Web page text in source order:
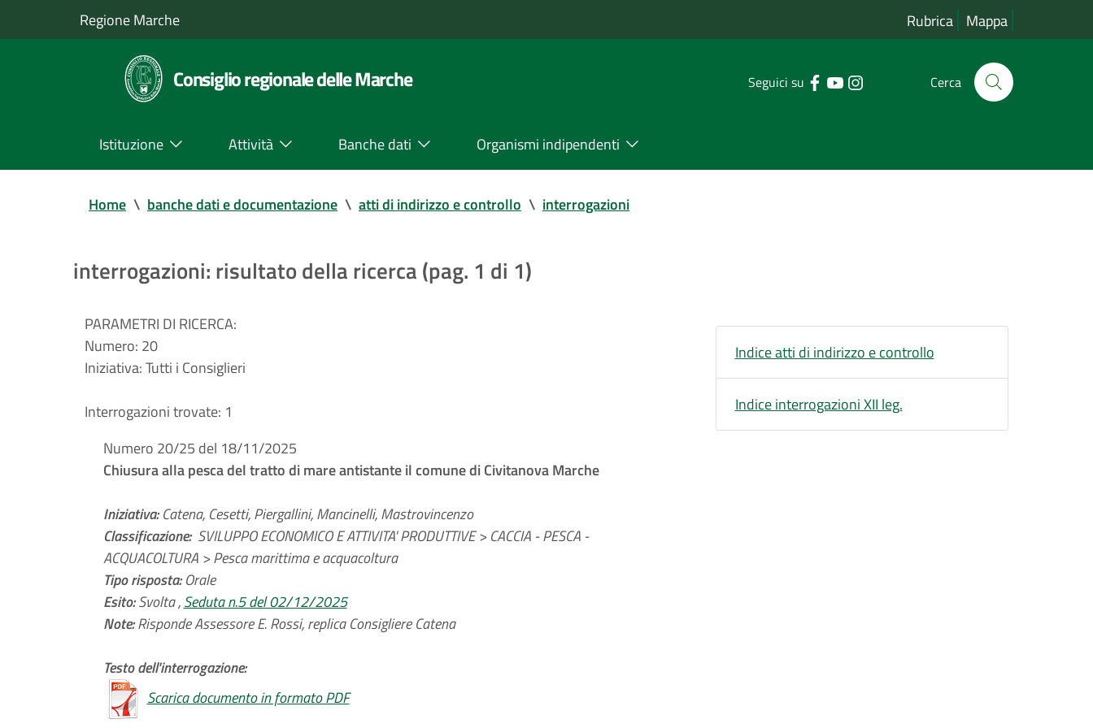
Regione Marche Rubrica Mappa
Consiglio regionale delle Marche Seguici su Cerca
Istituzione Attività Banche dati Organismi indipendenti
Home \ banche dati e documentazione \ atti di indirizzo e controllo \ interrogazioni
interrogazioni: risultato della ricerca (pag. 1 di 1)
PARAMETRI DI RICERCA:
Numero: 20
Iniziativa:Tutti i Consiglieri
Interrogazioni trovate: 1
Numero 20/25 del 18/11/2025
Chiusura alla pesca del tratto di mare antistante il comune di Civitanova Marche
Iniziativa:Catena, Cesetti, Piergallini, Mancinelli, Mastrovincenzo
Classificazione: SVILUPPO ECONOMICO E ATTIVITA' PRODUTTIVE > CACCIA - PESCA -
ACQUACOLTURA > Pesca marittima e acquacoltura
Tipo risposta:Orale
Esito:Svolta ,Seduta n.5 del 02/12/2025
Note:Risponde Assessore E. Rossi, replica Consigliere Catena
Testo dell'interrogazione:
Scarica documento in formato PDF
Indice atti di indirizzo e controllo
Indice interrogazioni XII leg.